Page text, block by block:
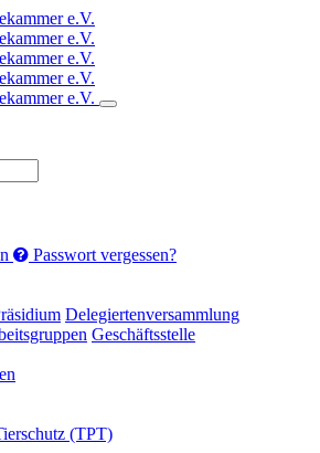
Passwort vergessen?
Delegiertenversammlung
Geschäftsstelle
(TPT)